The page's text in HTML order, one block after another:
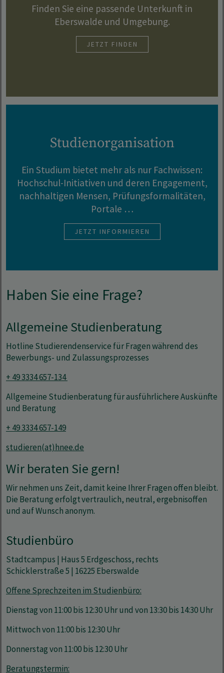
Finden Sie eine passende Unterkunft in
Eberswalde und Umgebung.
JETZT FINDEN
Studienorganisation
Ein Studium bietet mehr als nur Fachwissen:
Hochschul-Initiativen und deren Engagement,
nachhaltigen Mensen, Prüfungsformalitäten,
Portale …
JETZT INFORMIEREN
Haben Sie eine Frage?
Allgemeine Studienberatung
Hotline Studierendenservice für Fragen während des
Bewerbungs- und Zulassungsprozesses
+ 49 3334 657-134
Allgemeine Studienberatung für ausführlichere Auskünfte
und Beratung
+ 49 3334 657-149
studieren(at)hnee.de
Wir beraten Sie gern!
Wir nehmen uns Zeit, damit keine Ihrer Fragen offen bleibt.
Die Beratung erfolgt vertraulich, neutral, ergebnisoffen
und auf Wunsch anonym.
Studienbüro
Stadtcampus | Haus 5 Erdgeschoss, rechts
Schicklerstraße 5 | 16225 Eberswalde
Offene Sprechzeiten im Studienbüro:
Dienstag von 11:00 bis 12:30 Uhr und von 13:30 bis 14:30 Uhr
Mittwoch von 11:00 bis 12:30 Uhr
Donnerstag von 11:00 bis 12:30 Uhr
Beratungstermin: